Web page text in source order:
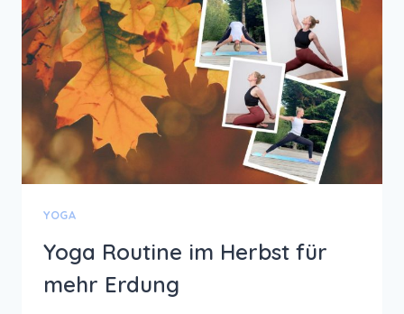
YOGA
Yoga Routine im Herbst für
mehr Erdung